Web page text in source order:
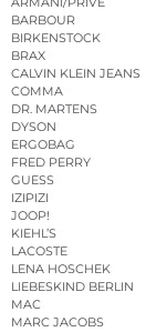
BARBOUR
BIRKENSTOCK
BRAX
CALVIN KLEIN JEANS
COMMA
DR. MARTENS
DYSON
ERGOBAG
FRED PERRY
GUESS
IZIPIZI
JOOP!
KIEHL’S
LACOSTE
LENA HOSCHEK
LIEBESKIND BERLIN
MAC
MARC JACOBS